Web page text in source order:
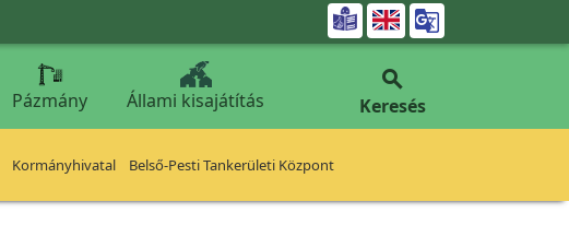

Pázmány Állami kisajátítás

Keresés
Kormányhivatal Belső-Pesti Tankerületi Központ